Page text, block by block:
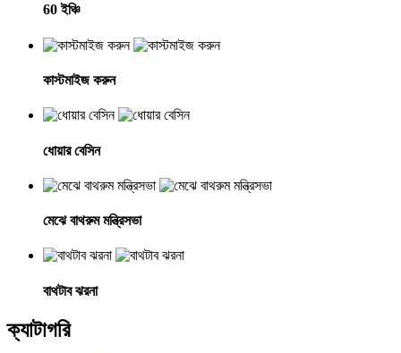
60 ইঞ্চি
কাস্টমাইজ করুন
ধোয়ার বেসিন
মেঝে বাথরুম মন্ত্রিসভা
বাথটাব ঝরনা
ক্যাটাগরি